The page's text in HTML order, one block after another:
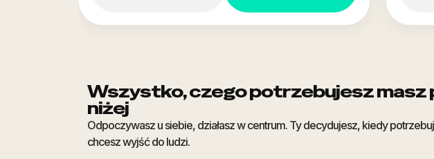
Wszystko, czego potrzebujesz masz
niżej
Odpoczywasz u siebie, działasz w centrum. Ty decydujesz, kiedy
chcesz wyjść do ludzi.